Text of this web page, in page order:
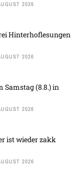
2026
Hinterhoflesungen
2026
Samstag (8.8.) in
2026
ist wieder zakk
2026